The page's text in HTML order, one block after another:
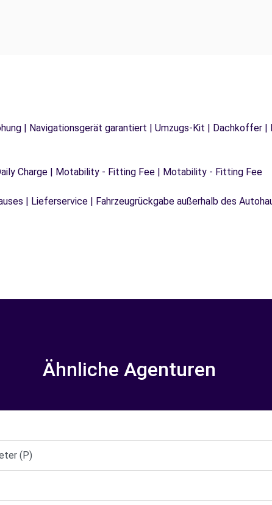
| Navigationsgerät garantiert | Umzugs-Kit | Dachkoffer
Charge | Motability - Fitting Fee | Motability - Fitting Fee
| Lieferservice | Fahrzeugrückgabe außerhalb des
Ähnliche Agenturen
(P)